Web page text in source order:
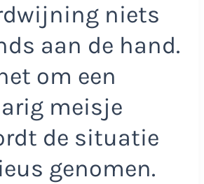
niets
aan de hand.
om een
meisje
de situatie
genomen.